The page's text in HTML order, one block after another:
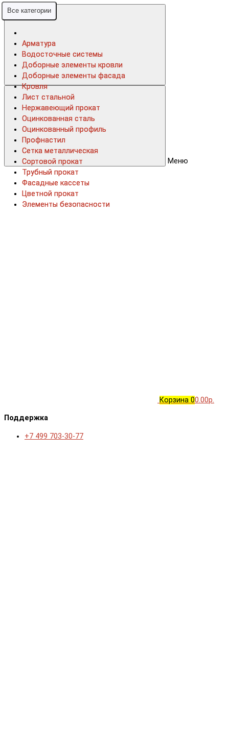
Меню
Корзина 00.00р.
Поддержка
+7 499 703-30-77
Все категории
Арматура
Водосточные системы
Доборные элементы кровли
Доборные элементы фасада
Кровля
Лист стальной
Нержавеющий прокат
Оцинкованная сталь
Оцинкованный профиль
Профнастил
Сетка металлическая
Сортовой прокат
Трубный прокат
Фасадные кассеты
Цветной прокат
Элементы безопасности
Все категории
Арматура
Водосточные системы
Доборные элементы кровли
Доборные элементы фасада
Кровля
Лист стальной
Нержавеющий прокат
Оцинкованная сталь
Оцинкованный профиль
Профнастил
Сетка металлическая
Сортовой прокат
Трубный прокат
Фасадные кассеты
Цветной прокат
Элементы безопасности